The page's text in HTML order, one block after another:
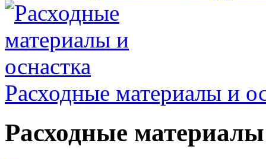
Расходные материалы и
Расходные